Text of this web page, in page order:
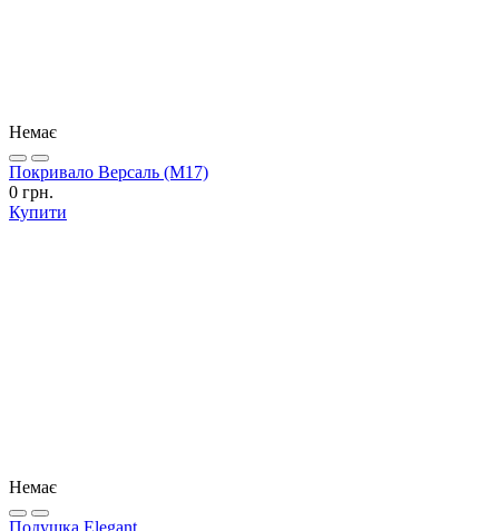
Немає
Покривало Версаль (М17)
0 грн.
Купити
Немає